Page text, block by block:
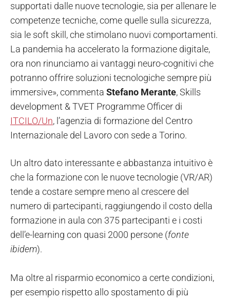
supportati dalle nuove tecnologie, sia per allenare le
competenze tecniche, come quelle sulla sicurezza,
sia le soft skill, che stimolano nuovi comportamenti.
La pandemia ha accelerato la formazione digitale,
ora non rinunciamo ai vantaggi neuro-cognitivi che
potranno offrire soluzioni tecnologiche sempre più
immersive», commenta Stefano Merante, Skills
development & TVET Programme Officer di
ITCILO/Un, l’agenzia di formazione del Centro
Internazionale del Lavoro con sede a Torino.
Un altro dato interessante e abbastanza intuitivo è
che la formazione con le nuove tecnologie (VR/AR)
tende a costare sempre meno al crescere del
numero di partecipanti, raggiungendo il costo della
formazione in aula con 375 partecipanti e i costi
dell’e-learning con quasi 2000 persone (fonte
ibidem).
Ma oltre al risparmio economico a certe condizioni,
per esempio rispetto allo spostamento di più